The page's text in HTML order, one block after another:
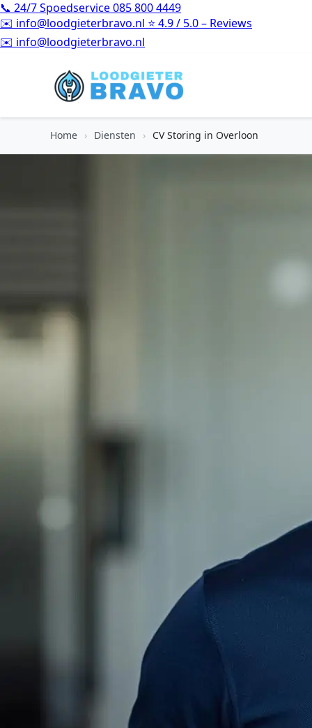
📞 24/7 Spoedservice085 800 4449
✉️ info@loodgieterbravo.nl ⭐ 4.9 / 5.0 – Reviews
⭐4.9 / 5.0 – Reviews
Home › Diensten › CV Storing in Overloon